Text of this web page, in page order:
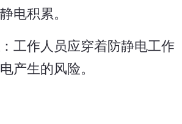
电积累。
：工作人员应穿着防静电工作
产生的风险。